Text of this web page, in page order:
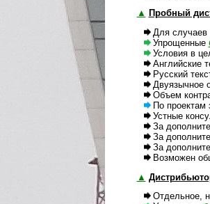
▲ Пробный
Для случаев
Упрощенные
Условия в
Английские
Русский
Двуязычное
Объем
По проектам
Устные
За
За
За
Возможен
▲
Отдельное,